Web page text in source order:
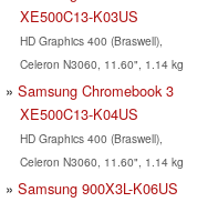
XE500C13-K03US
HD Graphics 400 (Braswell),
Celeron N3060, 11.60", 1.14 kg
Samsung Chromebook 3
XE500C13-K04US
HD Graphics 400 (Braswell),
Celeron N3060, 11.60", 1.14 kg
Samsung 900X3L-K06US